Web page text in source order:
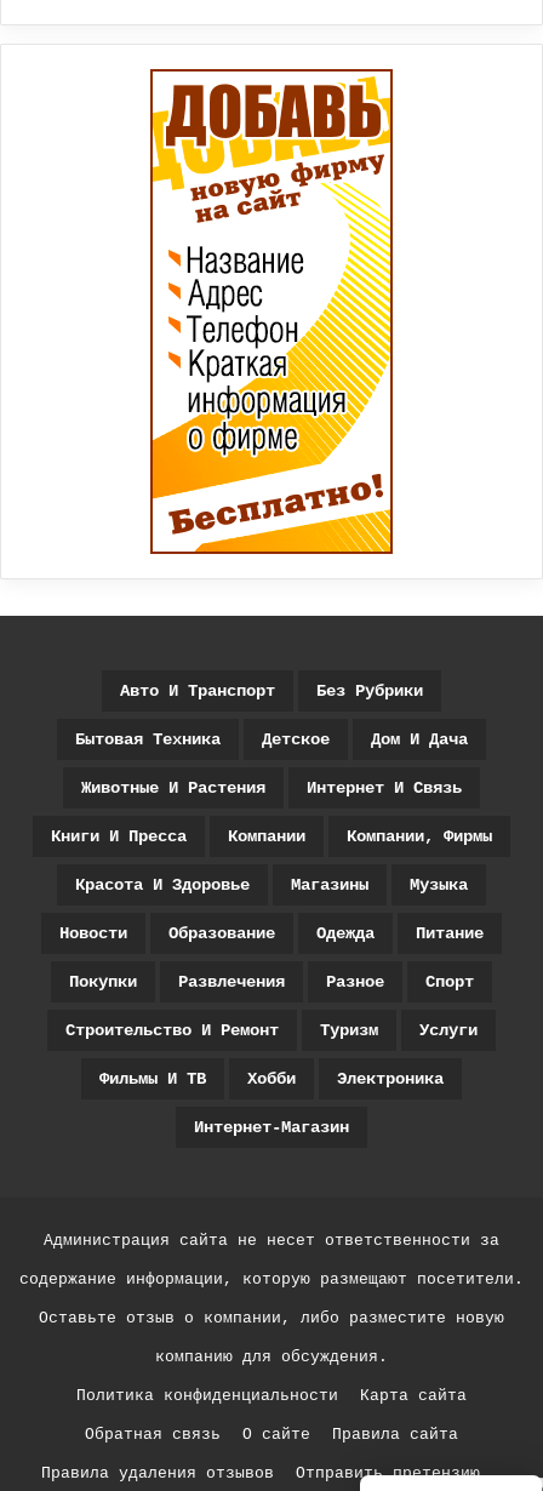
Авто И Транспорт Без Рубрики
Бытовая Техника Детское Дом И Дача
Животные И Растения Интернет И Связь
Книги И Пресса Компании Компании, Фирмы
Красота И Здоровье Магазины Музыка
Новости Образование Одежда Питание
Покупки Развлечения Разное Спорт
Строительство И Ремонт Туризм Услуги
Фильмы И ТВ Хобби Электроника
Интернет-Магазин
Администрация сайта не несет ответственности за
содержание информации, которую размещают посетители.
Оставьте отзыв о компании, либо разместите новую
компанию для обсуждения.
Политика конфиденциальности Карта сайта
Обратная связь О сайте Правила сайта
Правила удаления отзывов
Отправить претензию